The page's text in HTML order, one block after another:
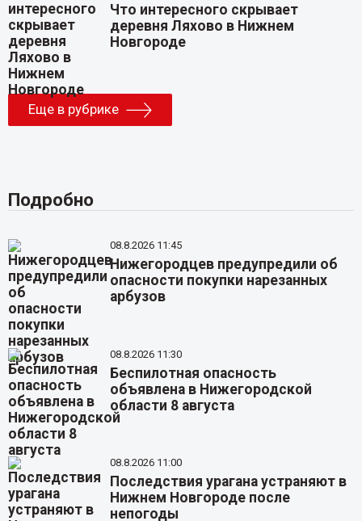
Что интересного скрывает
деревня Ляхово в Нижнем
Новгороде
Еще в рубрике
Подробно
08.8.2026 11:45
Нижегородцев предупредили об
опасности покупки нарезанных
арбузов
08.8.2026 11:30
Беспилотная опасность
объявлена в Нижегородской
области 8 августа
08.8.2026 11:00
Последствия урагана устраняют в
Нижнем Новгороде после
непогоды